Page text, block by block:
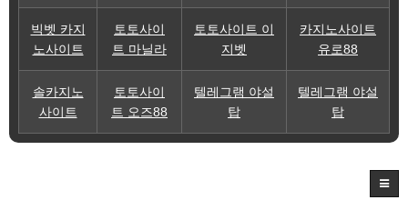
빅벳 카지
노사이트
토토사이
트 마닐라
토토사이트 이
지벳
카지노사이트
유로88
솔카지노
사이트
토토사이
트 오즈88
텔레그램 야설
탑
텔레그램 야설
탑